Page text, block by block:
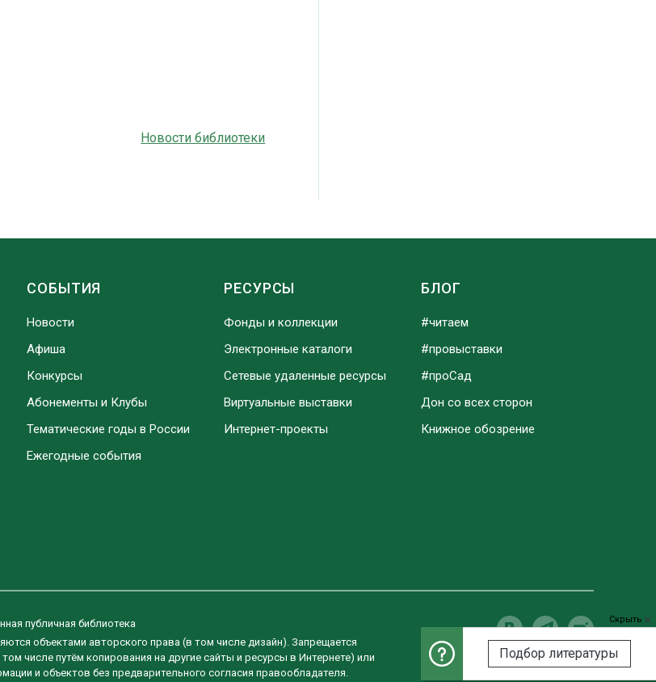
Новости библиотеки
Скрыть
Подбор литературы
СОБЫТИЯ
Новости
Афиша
Конкурсы
Абонементы и Клубы
Тематические годы в России
Ежегодные события
РЕСУРСЫ
Фонды и коллекции
Электронные каталоги
Сетевые удаленные ресурсы
Виртуальные выставки
Интернет-проекты
БЛОГ
#читаем
#провыставки
#проСад
Дон со всех сторон
Книжное обозрение
публичная библиотека
объектами авторского права (в том числе дизайн). Запрещается
числе путём копирования на другие сайты и ресурсы в Интернете) или
и объектов без предварительного согласия правообладателя.
Разработка сайта